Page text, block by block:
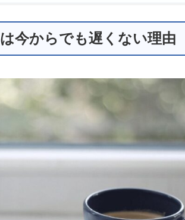
今からでも遅くない理由